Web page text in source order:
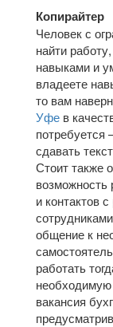
Копирайтер
Человек с
найти
навыками и
владеете
то вам
Уфе в
потребуется
сдавать
Стоит также
возможность
и контактов
общение к
работать
необходимую
вакансия